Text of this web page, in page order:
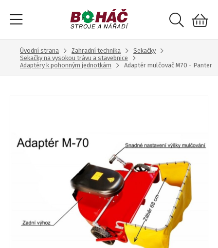
Úvodní strana Zahradní technika
Sekačky
Sekačky na vysokou trávu a stavebnice
Adaptéry k pohonným jednotkám
Adaptér mulčovač M70 - Panter